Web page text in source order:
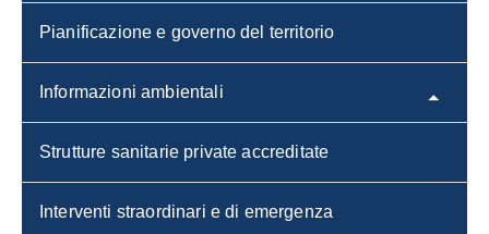
Pianificazione e governo del territorio
Informazioni ambientali
Strutture sanitarie private accreditate
Interventi straordinari e di emergenza